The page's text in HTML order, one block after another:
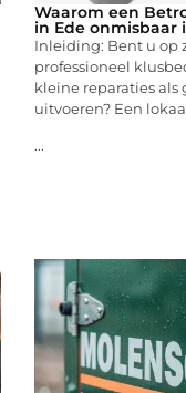
Waarom een
in Ede onmisbaar
Inleiding: Bent u op
professioneel
kleine reparaties
uitvoeren? Een
...